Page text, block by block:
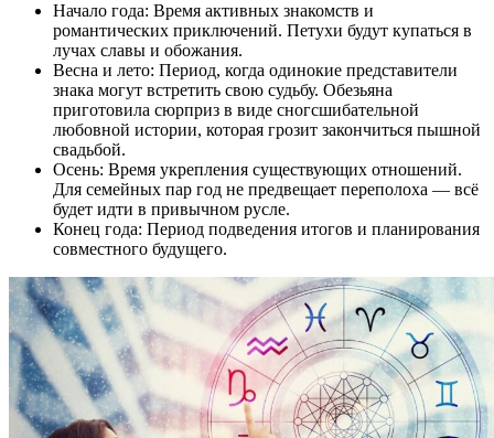
Начало года: Время активных знакомств и
романтических приключений. Петухи будут купаться в
лучах славы и обожания.
Весна и лето: Период, когда одинокие представители
знака могут встретить свою судьбу. Обезьяна
приготовила сюрприз в виде сногсшибательной
любовной истории, которая грозит закончиться пышной
свадьбой.
Осень: Время укрепления существующих отношений.
Для семейных пар год не предвещает переполоха — всё
будет идти в привычном русле.
Конец года: Период подведения итогов и планирования
совместного будущего.